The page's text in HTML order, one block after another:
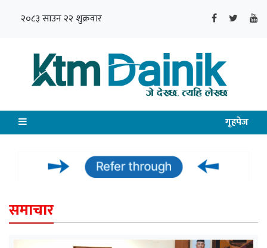
२०८३ साउन २२ शुक्रवार
गृहपेज
समाचार